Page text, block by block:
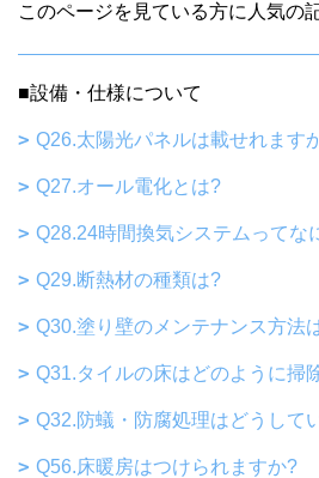
このページを見ている方に人気の
■設備・仕様について
Q26.太陽光パネルは載せれます
Q27.オール電化とは?
Q28.24時間換気システムってな
Q29.断熱材の種類は?
Q30.塗り壁のメンテナンス方法
Q31.タイルの床はどのように掃
Q32.防蟻・防腐処理はどうして
Q56.床暖房はつけられますか?